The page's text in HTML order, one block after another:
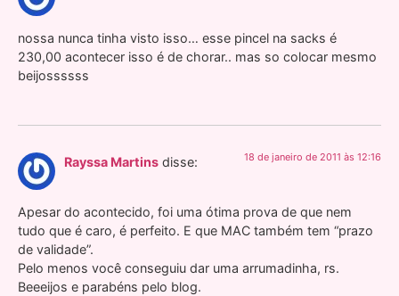
nossa nunca tinha visto isso… esse pincel na sacks é
230,00 acontecer isso é de chorar.. mas so colocar mesmo
beijossssss
Rayssa Martins disse: 18 de janeiro de 2011 às 12:16
Apesar do acontecido, foi uma ótima prova de que nem
tudo que é caro, é perfeito. E que MAC também tem “prazo
de validade”.
Pelo menos você conseguiu dar uma arrumadinha, rs.
Beeeijos e parabéns pelo blog.